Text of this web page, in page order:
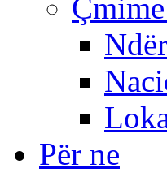
Për ne